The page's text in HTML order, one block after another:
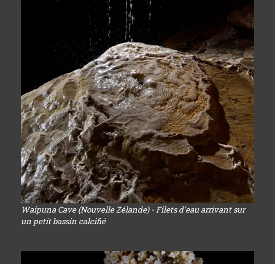
Waipuna Cave (Nouvelle Zélande) - Filets d'eau arrivant sur
un petit bassin calcifié